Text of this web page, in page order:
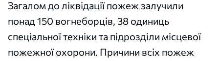
Загалом до ліквідації пожеж залучили
понад 150 вогнеборців, 38 одиниць
спеціальної техніки та підрозділи місцевої
пожежної охорони. Причини всіх пожеж